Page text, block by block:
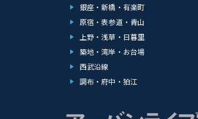
銀座・新橋・有楽町
原宿・表参道・青山
上野・浅草・日暮里
築地・湾岸・お台場
西武沿線
調布・府中・狛江